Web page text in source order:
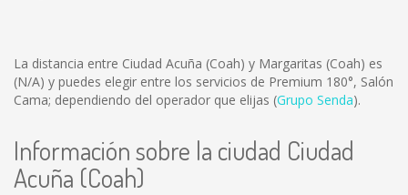
La distancia entre Ciudad Acuña (Coah) y Margaritas (Coah) es
(N/A) y puedes elegir entre los servicios de Premium 180°, Salón
Cama; dependiendo del operador que elijas (Grupo Senda).
Información sobre la ciudad Ciudad
Acuña (Coah)